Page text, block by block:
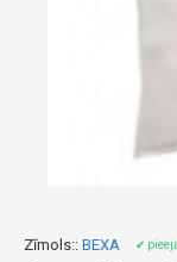
Zīmols:: BEXA ✔